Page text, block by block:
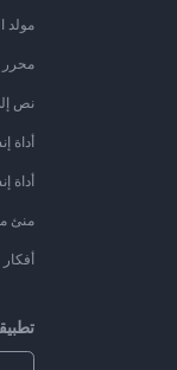
مولد
محرر
نص
أداة
أداة
منئ